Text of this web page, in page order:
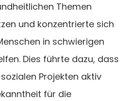
Themen
und konzentrierte sich
in schwierigen
Dies führte dazu, dass
Projekten aktiv
für die